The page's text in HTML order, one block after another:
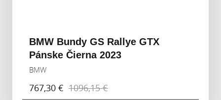
BMW Bundy GS Rallye GTX
Pánske Čierna 2023
BMW
767,30 € 1096,15 €